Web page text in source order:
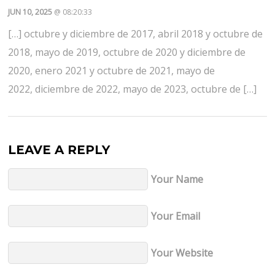
JUN 10, 2025 @ 08:20:33
[…] octubre y diciembre de 2017, abril 2018 y octubre de
2018, mayo de 2019, octubre de 2020 y diciembre de
2020, enero 2021 y octubre de 2021, mayo de
2022, diciembre de 2022, mayo de 2023, octubre de […]
LEAVE A REPLY
Your Name
Your Email
Your Website